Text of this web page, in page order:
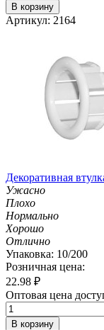
В корзину
Артикул: 2164
Декоративная
Ужасно
Плохо
Нормально
Хорошо
Отлично
Упаковка: 10/200
Розничная цена:
22.98 ₽
Оптовая цена
В корзину